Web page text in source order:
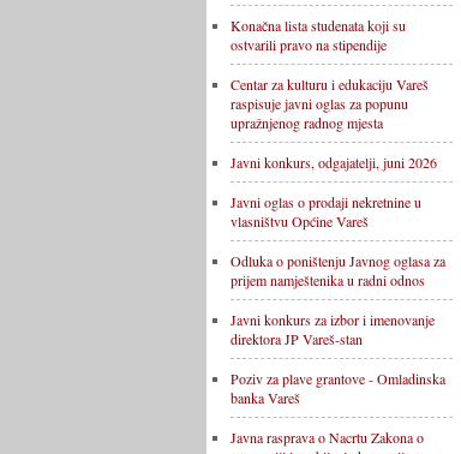
Konačna lista studenata koji su
ostvarili pravo na stipendije
Centar za kulturu i edukaciju Vareš
raspisuje javni oglas za popunu
upražnjenog radnog mjesta
Javni konkurs, odgajatelji, juni 2026
Javni oglas o prodaji nekretnine u
vlasništvu Općine Vareš
Odluka o poništenju Javnog oglasa za
prijem namještenika u radni odnos
Javni konkurs za izbor i imenovanje
direktora JP Vareš-stan
Poziv za plave grantove - Omladinska
banka Vareš
Javna rasprava o Nacrtu Zakona o